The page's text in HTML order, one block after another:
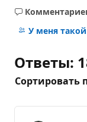
Без
У меня
Ответы:
Сортировать